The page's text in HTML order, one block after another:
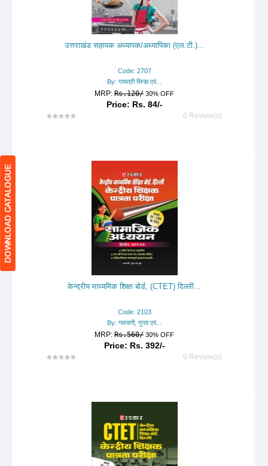
उत्तराखंड सहायक अध्यापक/अध्यापिका (एल.टी.)...
Code: 2707
By: गायत्री सिन्हा एवं...
MRP:Rs.120/ 30% OFF
Price: Rs. 84/-
0 Review(s)
केन्द्रीय माध्यमिक शिक्षा बोर्ड, (CTET) दिल्ली...
Code: 2103
By: ग्यानानी, गुप्ता एवं...
MRP:Rs.560/ 30% OFF
Price: Rs. 392/-
0 Review(s)